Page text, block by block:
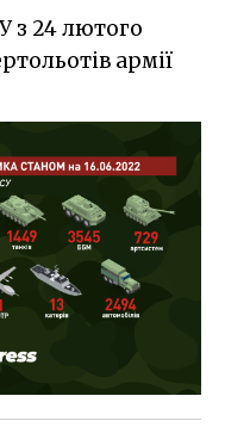
з 24 лютого
армії